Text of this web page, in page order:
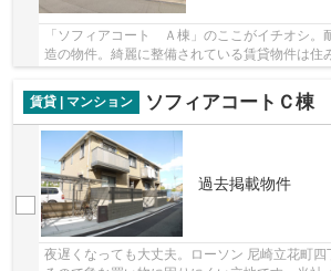
「ソフィアコート Ａ棟」のここがイチオシ。
造の物件。綺麗に整備されている賃貸物件は住
賃貸 | マンション
ソフィアコートＣ棟
過去掲載物件
夜遅くなっても大丈夫。ローソン 尼崎立花町